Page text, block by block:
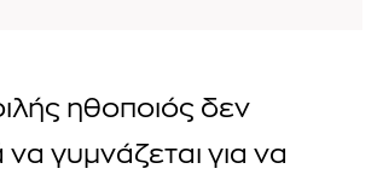
ηθοποιός δεν
γυμνάζεται για να